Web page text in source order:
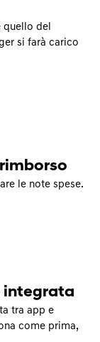
quello del
si farà carico
le note spese.
integrata
tra app e
come prima,